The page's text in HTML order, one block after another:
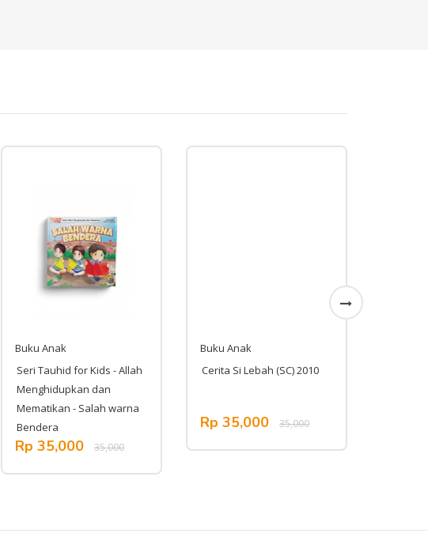
Buku Anak
Seri Tauhid for Kids - Allah
Menghidupkan dan
Mematikan - Salah warna
Bendera
Rp 35,000 35,000
Buku Anak
Cerita Si Lebah (SC) 2010
Rp 35,000 35,000